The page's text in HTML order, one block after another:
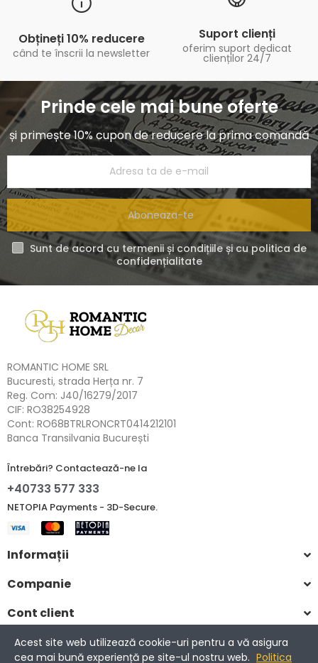
Obțineți 10% reducere
când te înscrii la newsletter
Suport clienți
oferim suport dedicat
clienților 24/7
Prinde cele mai bune oferte
și primește 10% cupon de reducere la prima comandă
Aboneaza-te
Sunt de acord cu termenii și condițiile și cu politica de
confidențialitate
ROMANTIC HOME SRL
Bucuresti, strada Herța nr. 7
Reg. Com: J40/16279/2017
CIF: RO38254928
Cont: RO68BTRLRONCRT0414212101
Banca Transilvania București
Întrebări? Contactează-ne la
+40733 577 333
NETOPIA Payments - 3D-Secure.
Informații
Companie
Cont client
Acest site web utilizează cookie-uri pentru a vă asigura
cea mai bună experiență pe site-ul nostru web. Politica